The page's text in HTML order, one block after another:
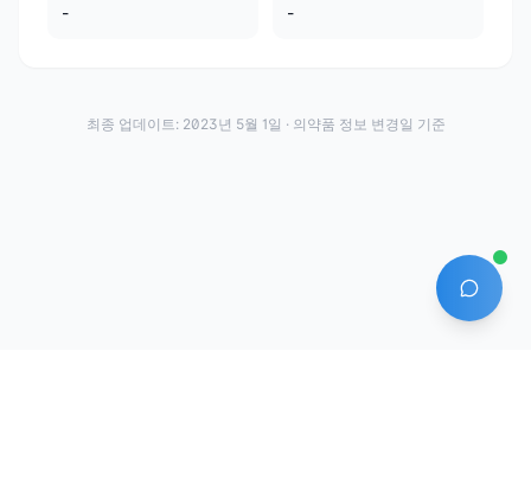
- -
AI 에이
최종 업데이트: 2023년 5월 1일 · 의약품 정보 변경일 기준